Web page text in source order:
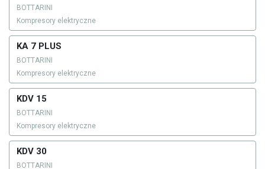
BOTTARINI
Kompresory elektryczne
KA 7 PLUS
BOTTARINI
Kompresory elektryczne
KDV 15
BOTTARINI
Kompresory elektryczne
KDV 30
BOTTARINI